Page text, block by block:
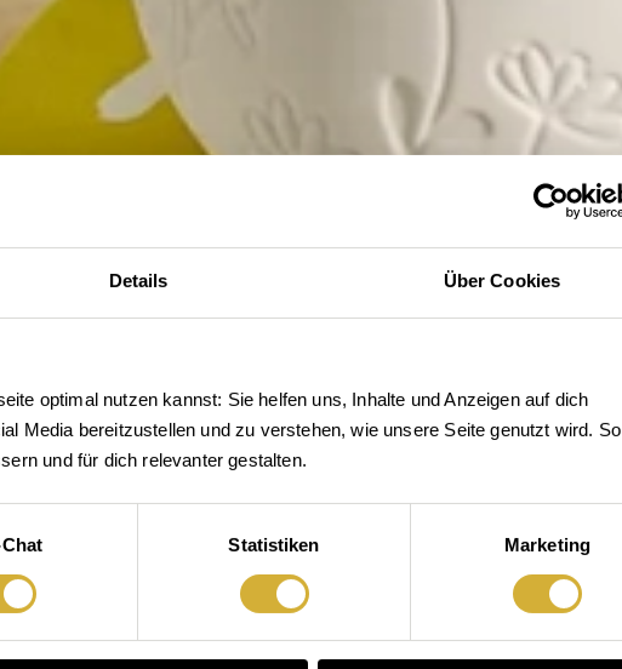
Details Über Cookies
optimal nutzen kannst: Sie helfen uns, Inhalte und Anzeigen auf dich
Media bereitzustellen und zu verstehen, wie unsere Seite genutzt wird. So
und für dich relevanter gestalten.
Statistiken Marketing
die Welt von räder